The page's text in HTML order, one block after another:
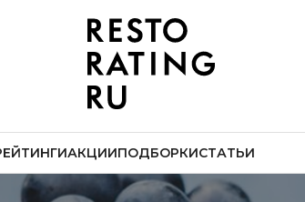
АКЦИИПОДБОРКИСТАТЬИ